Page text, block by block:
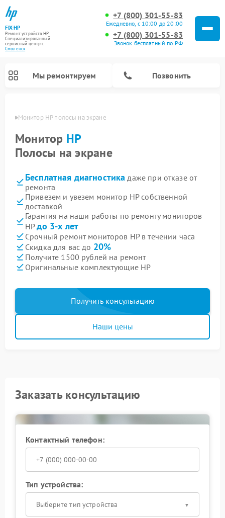
FIX-HP
Ремонт устройств HP
Специализированный
cервисный центр г.
Смоленск
+7 (800) 301-55-83
Ежедневно, с 10:00 до 20:00
+7 (800) 301-55-83
Звонок бесплатный по РФ
Мы ремонтируем Позвонить
Монитор HP полосы на экране
Монитор HP
Полосы на экране
Бесплатная диагностика даже при отказе от
ремонта
Привезем и увезем монитор HP собственной
доставкой
Гарантия на наши работы по ремонту мониторов
HPдо 3-х лет
Срочный ремонт мониторов HP в течении часа
Скидка для вас до 20%
Получите 1500 рублей на ремонт
Оригинальные комплектующие HP
Получить консультацию
Наши цены
Заказать консультацию
Контактный телефон:
Тип устройства:
Выберите тип устройства